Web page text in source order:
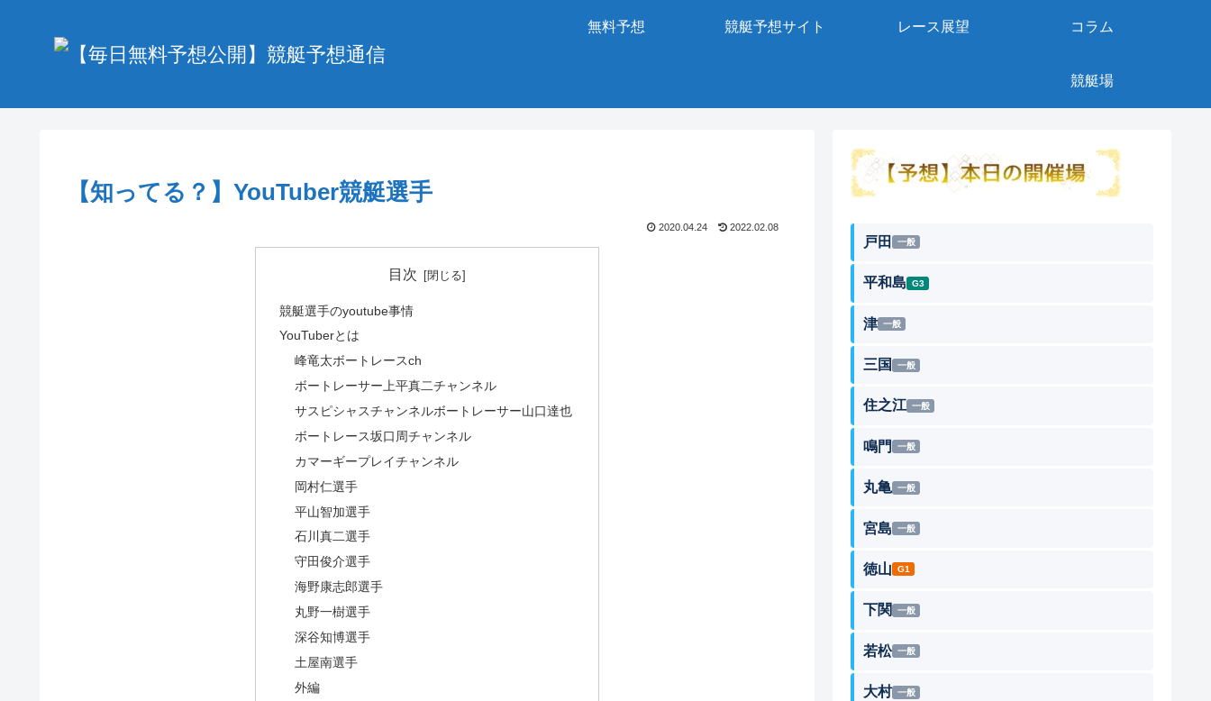
無料予想 競艇予想サイト レース展望 コラム
競艇場
【知ってる？】YouTuber競艇選手
2020.04.24 2022.02.08
目次
競艇選手のyoutube事情
YouTuberとは
峰竜太ボートレースch
ボートレーサー上平真二チャンネル
サスピシャスチャンネルボートレーサー山口達也
ボートレース坂口周チャンネル
カマーギープレイチャンネル
岡村仁選手
平山智加選手
石川真二選手
守田俊介選手
海野康志郎選手
丸野一樹選手
深谷知博選手
土屋南選手
外編
戸田 一般
平和島 G3
津 一般
三国 一般
住之江 一般
鳴門 一般
丸亀 一般
宮島 一般
徳山 G1
下関 一般
若松 一般
大村 一般